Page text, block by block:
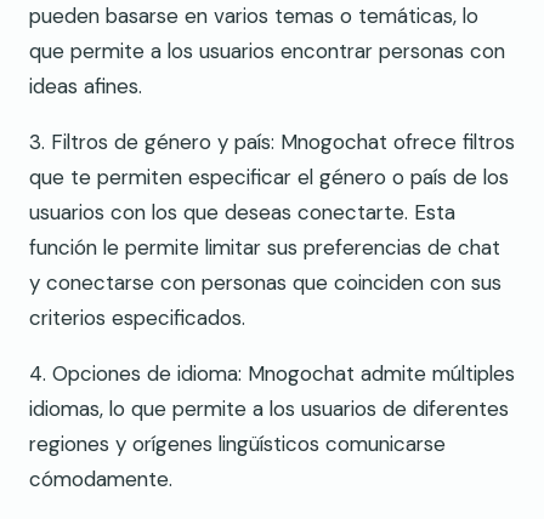
pueden basarse en varios temas o temáticas, lo
que permite a los usuarios encontrar personas con
ideas afines.
3. Filtros de género y país: Mnogochat ofrece filtros
que te permiten especificar el género o país de los
usuarios con los que deseas conectarte. Esta
función le permite limitar sus preferencias de chat
y conectarse con personas que coinciden con sus
criterios especificados.
4. Opciones de idioma: Mnogochat admite múltiples
idiomas, lo que permite a los usuarios de diferentes
regiones y orígenes lingüísticos comunicarse
cómodamente.